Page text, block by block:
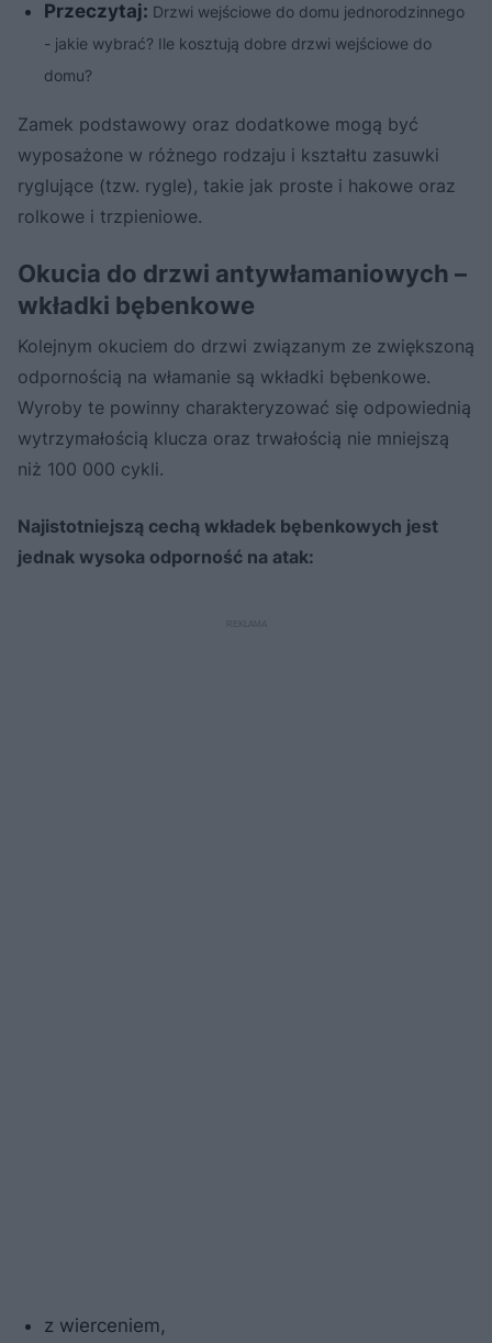
Przeczytaj: Drzwi wejściowe do domu jednorodzinnego
- jakie wybrać? Ile kosztują dobre drzwi wejściowe do
domu?
Zamek podstawowy oraz dodatkowe mogą być
wyposażone w różnego rodzaju i kształtu zasuwki
ryglujące (tzw. rygle), takie jak proste i hakowe oraz
rolkowe i trzpieniowe.
Okucia do drzwi antywłamaniowych –
wkładki bębenkowe
Kolejnym okuciem do drzwi związanym ze zwiększoną
odpornością na włamanie są wkładki bębenkowe.
Wyroby te powinny charakteryzować się odpowiednią
wytrzymałością klucza oraz trwałością nie mniejszą
niż 100 000 cykli.
Najistotniejszą cechą wkładek bębenkowych jest
jednak wysoka odporność na atak:
z wierceniem,